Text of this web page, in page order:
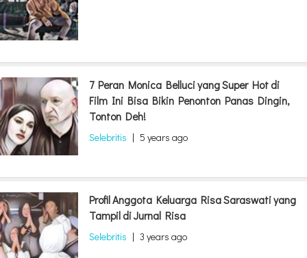
7 Peran Monica Belluci yang Super Hot di
Film Ini Bisa Bikin Penonton Panas Dingin,
Tonton Deh!
Selebritis | 5 years ago
Profil Anggota Keluarga Risa Saraswati yang
Tampil di Jurnal Risa
Selebritis | 3 years ago